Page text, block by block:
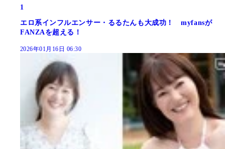
1
エロ系インフルエンサー・るるたんも大成功！ myfansが
FANZAを超える！
2026年01月16日 06:30